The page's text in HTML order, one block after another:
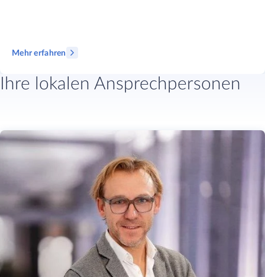
Mehr erfahren
Ihre lokalen Ansprechpersonen